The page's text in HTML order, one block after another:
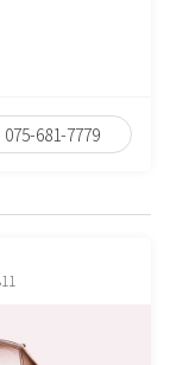
075-681-7779